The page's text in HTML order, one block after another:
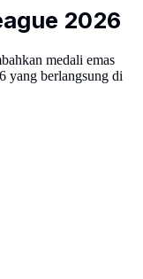
2026
medali emas
yang berlangsung di